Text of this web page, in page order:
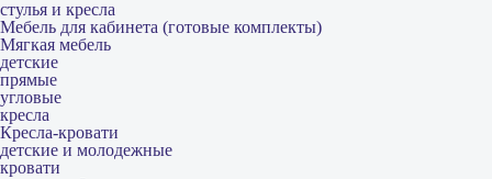
стулья и кресла
Мебель для кабинета (готовые комплекты)
Мягкая мебель
детские
прямые
угловые
кресла
Кресла-кровати
детские и молодежные
кровати